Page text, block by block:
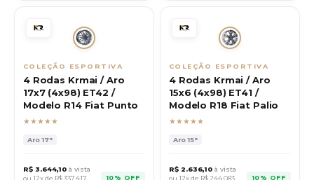
COLEÇÃO ESPORTIVA
4 Rodas Krmai / Aro
17x7 (4x98) ET42 /
Modelo R14 Fiat Punto
★★★★★
Aro17"
R$ 3.644,10 à vista
ou 12x de R$337,417 10% OFF
COLEÇÃO ESPORTIVA
4 Rodas Krmai / Aro
15x6 (4x98) ET41 /
Modelo R18 Fiat Palio
★★★★★
Aro15"
R$ 2.636,10 à vista
ou 12x de R$ 244,083 10% OFF